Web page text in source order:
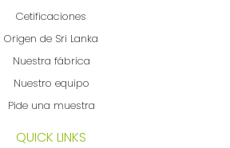
Cetificaciones
Origen de Sri Lanka
Nuestra fábrica
Nuestro equipo
Pide una muestra
QUICK LINKS